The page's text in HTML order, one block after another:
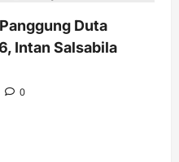
Duta
Intan Salsabila
0